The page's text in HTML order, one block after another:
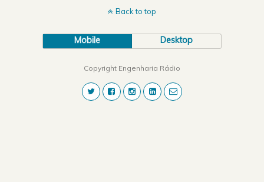
Back to top
Mobile Desktop
Copyright Engenharia Rádio